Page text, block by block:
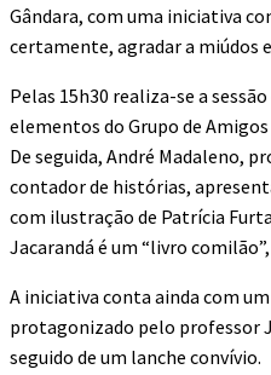
Gândara, com uma iniciativa
certamente, agradar a miúdos
Pelas 15h30 realiza-se a
elementos do Grupo de
De seguida, André Madaleno,
contador de histórias,
com ilustração de Patrícia
Jacarandá é um “livro
A iniciativa conta ainda com
protagonizado pelo professor
seguido de um lanche convívio.